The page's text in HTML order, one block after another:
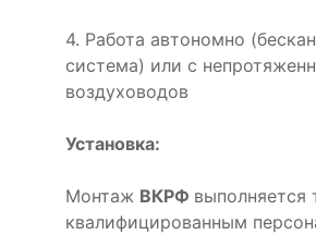
4. Работа автономно
система) или с
воздуховодов
Установка:
Монтаж ВКРФ выполняется
квалифицированным